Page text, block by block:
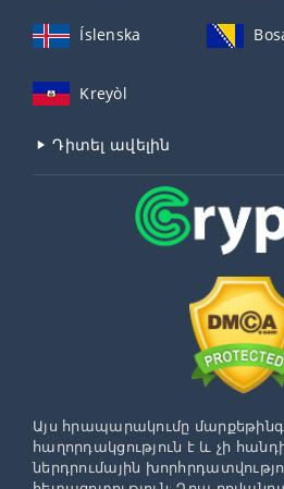
Íslenska
Kreyòl
Դիտել ավելին
Այս հրապարակումը
հաղորդակցություն է և չի
ներդրումային